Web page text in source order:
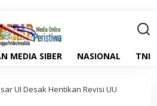
MEDIA SIBER NASIONAL TNI
UI Desak Hentikan Revisi UU